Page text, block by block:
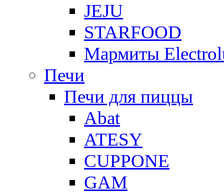
JEJU
STARFOOD
Мармиты
Печи
Печи для пиццы
Abat
ATESY
CUPPONE
GAM